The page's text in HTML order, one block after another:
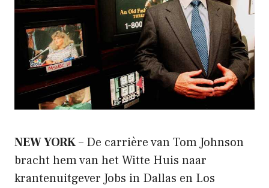
NEW YORK– De carrière van Tom Johnson
bracht hem van het Witte Huis naar
krantenuitgever Jobs in Dallas en Los